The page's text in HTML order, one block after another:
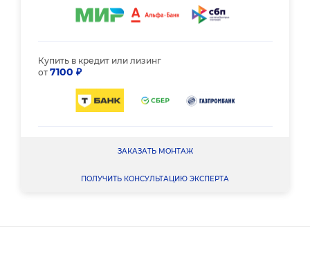
Купить в кредит или лизинг
от 7100 ₽
ЗАКАЗАТЬ МОНТАЖ
ПОЛУЧИТЬ КОНСУЛЬТАЦИЮ ЭКСПЕРТА